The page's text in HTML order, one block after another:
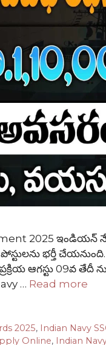
2025
భర్తీ
ఆగస్టు 09వ
… Read more
2025, Indian Navy
Online, Indian